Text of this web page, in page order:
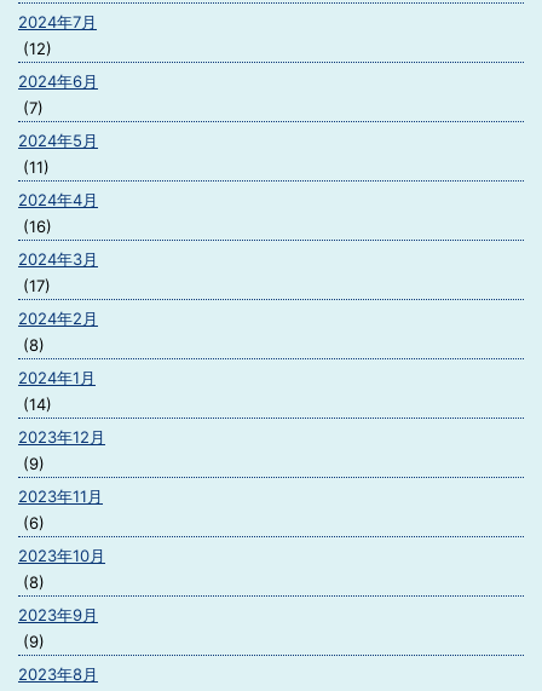
2024年7月
(12)
2024年6月
(7)
2024年5月
(11)
2024年4月
(16)
2024年3月
(17)
2024年2月
(8)
2024年1月
(14)
2023年12月
(9)
2023年11月
(6)
2023年10月
(8)
2023年9月
(9)
2023年8月